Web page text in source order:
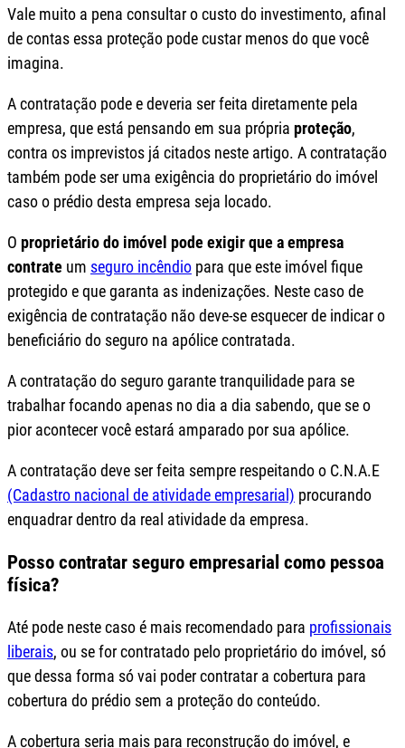
Vale muito a pena consultar o custo do investimento, afinal
de contas essa proteção pode custar menos do que você
imagina.
A contratação pode e deveria ser feita diretamente pela
empresa, que está pensando em sua própria proteção,
contra os imprevistos já citados neste artigo. A contratação
também pode ser uma exigência do proprietário do imóvel
caso o prédio desta empresa seja locado.
O proprietário do imóvel pode exigir que a empresa
contrate um seguro incêndio para que este imóvel fique
protegido e que garanta as indenizações. Neste caso de
exigência de contratação não deve-se esquecer de indicar o
beneficiário do seguro na apólice contratada.
A contratação do seguro garante tranquilidade para se
trabalhar focando apenas no dia a dia sabendo, que se o
pior acontecer você estará amparado por sua apólice.
A contratação deve ser feita sempre respeitando o C.N.A.E
(Cadastro nacional de atividade empresarial) procurando
enquadrar dentro da real atividade da empresa.
Posso contratar seguro empresarial como pessoa
física?
Até pode neste caso é mais recomendado para profissionais
liberais, ou se for contratado pelo proprietário do imóvel, só
que dessa forma só vai poder contratar a cobertura para
cobertura do prédio sem a proteção do conteúdo.
A cobertura seria mais para reconstrução do imóvel, e